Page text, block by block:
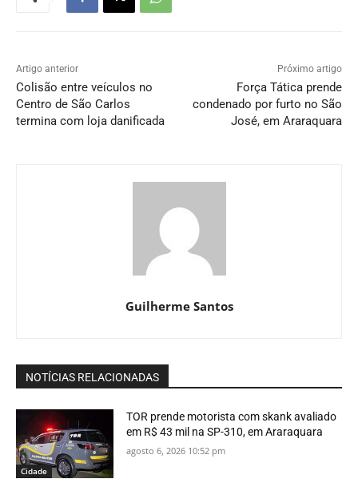
Artigo anterior
Colisão entre veículos no
Centro de São Carlos
termina com loja danificada
Próximo artigo
Força Tática prende
condenado por furto no São
José, em Araraquara
Guilherme Santos
NOTÍCIAS RELACIONADAS
Cidade
TOR prende motorista com skank avaliado
em R$ 43 mil na SP-310, em Araraquara
agosto 6, 2026 10:52 pm